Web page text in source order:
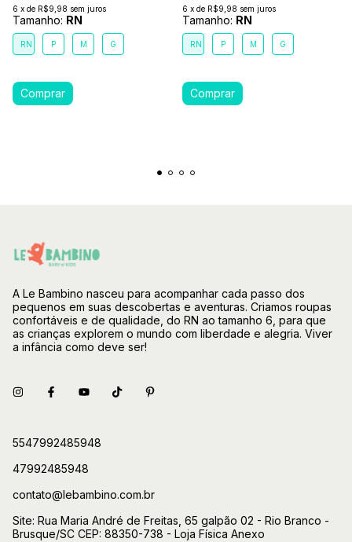
6 x de R$9,98 sem juros
Tamanho: RN
RN P M G
6 x de R$9,98 sem juros
Tamanho: RN
RN P M G
A Le Bambino nasceu para acompanhar cada passo dos
pequenos em suas descobertas e aventuras. Criamos roupas
confortáveis e de qualidade, do RN ao tamanho 6, para que
as crianças explorem o mundo com liberdade e alegria. Viver
a infância como deve ser!
5547992485948
47992485948
contato@lebambino.com.br
Site: Rua Maria André de Freitas, 65 galpão 02 - Rio Branco -
Brusque/SC CEP: 88350-738 - Loja Física Anexo